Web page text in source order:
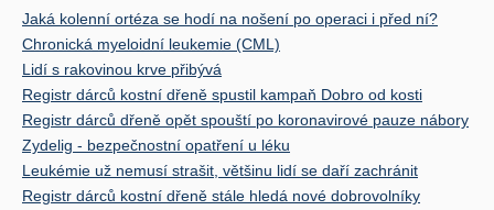
Jaká kolenní ortéza se hodí na nošení po operaci i před ní?
Chronická myeloidní leukemie (CML)
Lidí s rakovinou krve přibývá
Registr dárců kostní dřeně spustil kampaň Dobro od kosti
Registr dárců dřeně opět spouští po koronavirové pauze nábory
Zydelig - bezpečnostní opatření u léku
Leukémie už nemusí strašit, většinu lidí se daří zachránit
Registr dárců kostní dřeně stále hledá nové dobrovolníky